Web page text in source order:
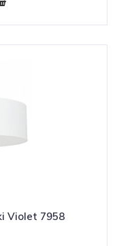
Violet 7958